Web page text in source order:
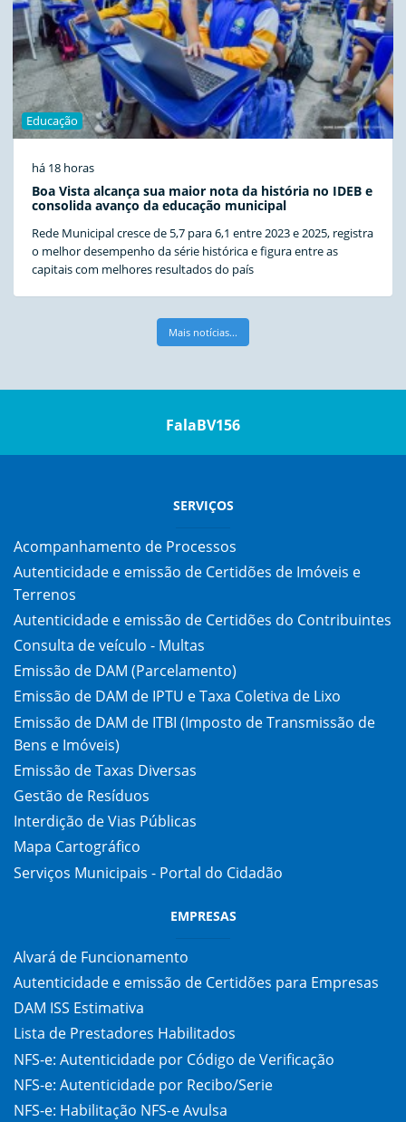
Educação
há 18 horas
Boa Vista alcança sua maior nota da história no IDEB e
consolida avanço da educação municipal
Rede Municipal cresce de 5,7 para 6,1 entre 2023 e 2025, registra
o melhor desempenho da série histórica e figura entre as
capitais com melhores resultados do país
Mais notícias...
FalaBV156
SERVIÇOS
Acompanhamento de Processos
Autenticidade e emissão de Certidões de Imóveis e
Terrenos
Autenticidade e emissão de Certidões do Contribuintes
Consulta de veículo - Multas
Emissão de DAM (Parcelamento)
Emissão de DAM de IPTU e Taxa Coletiva de Lixo
Emissão de DAM de ITBI (Imposto de Transmissão de
Bens e Imóveis)
Emissão de Taxas Diversas
Gestão de Resíduos
Interdição de Vias Públicas
Mapa Cartográfico
Serviços Municipais - Portal do Cidadão
EMPRESAS
Alvará de Funcionamento
Autenticidade e emissão de Certidões para Empresas
DAM ISS Estimativa
Lista de Prestadores Habilitados
NFS-e: Autenticidade por Código de Verificação
NFS-e: Autenticidade por Recibo/Serie
NFS-e: Habilitação NFS-e Avulsa